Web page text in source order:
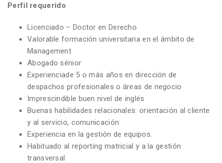
Perfil requerido
Licenciado – Doctor en Derecho
Valorable formación universitaria en el ámbito de
Management
Abogado sénior
Experienciade 5 o más años en dirección de
despachos profesionales o áreas de negocio
Imprescindible buen nivel de inglés
Buenas habilidades relacionales: orientación al cliente
y al servicio, comunicación
Experiencia en la gestión de equipos.
Habituado al reporting matricial y a la gestión
transversal